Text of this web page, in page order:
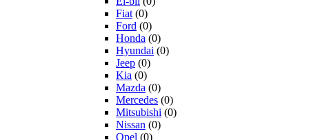
Fiat (0)
Ford (0)
Honda (0)
Hyundai (0)
Jeep (0)
Kia (0)
Mazda (0)
Mercedes (0)
Mitsubishi (0)
Nissan (0)
Opel (0)